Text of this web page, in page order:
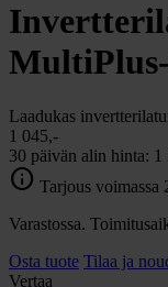
Laadukas
1 045,-
30 päivän alin hinta: 1
info Tarjous voimassa
Varastossa.
Osta tuote Tilaa ja
Vertaa